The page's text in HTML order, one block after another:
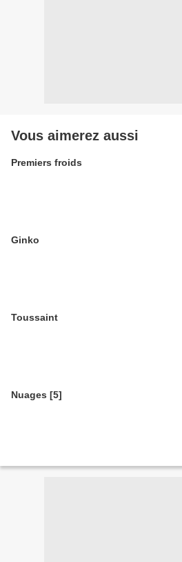
Vous aimerez aussi
Premiers froids
Ginko
Toussaint
Nuages [5]